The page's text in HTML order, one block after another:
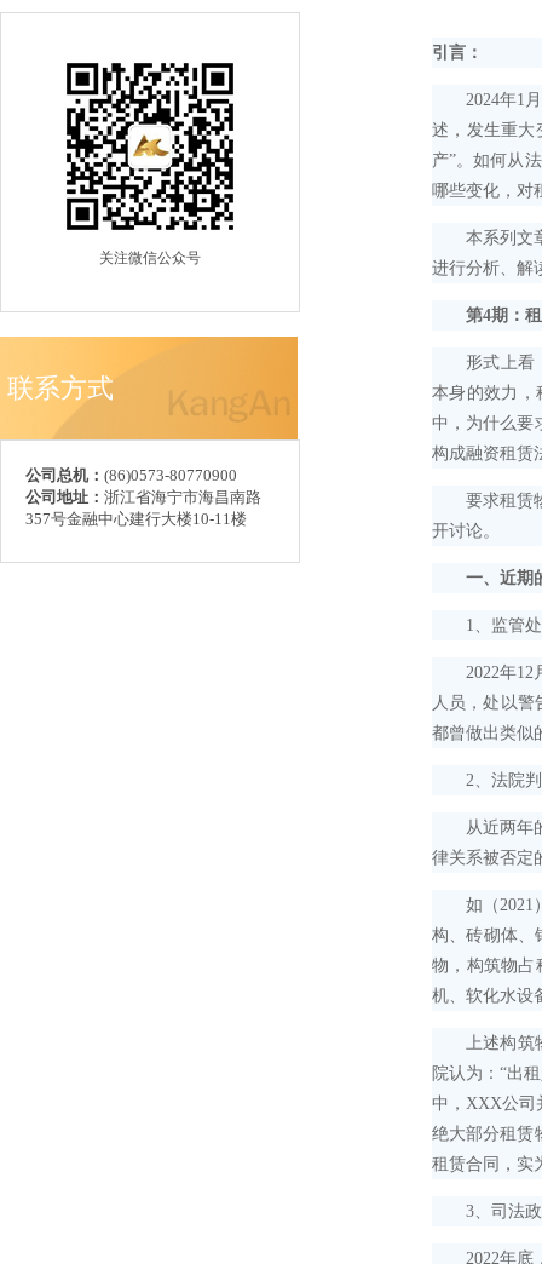
关注微信公众号
联系方式
公司总机： (86)0573-80770900
公司地址： 浙江省海宁市海昌南路
357号金融中心建行大楼10-11楼
引言：
2024年1月5
述，发生重大
产”。如何从
哪些变化，对
本系列文章
进行分析、解
第4期：
形式上看，
本身的效力，
中，为什么要
构成融资租赁
要求租赁物
开讨论。
一、近期
1、监管处
2022年12月
人员，处以警
都曾做出类似
2、法院判
从近两年的
律关系被否定
如（2021）
构、砖砌体、
物，构筑物占
机、软化水设
上述构筑物
院认为：“出
中，XXX公司
绝大部分租赁
租赁合同，实
3、司法政
2022年底，